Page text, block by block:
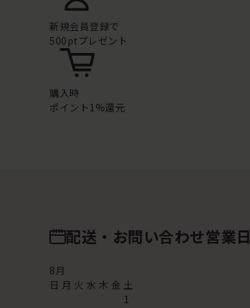
新規会員登録で
500ptプレゼント
購入時
ポイント1%還元
配送・お問い合わせ営業日
8月
日 月 火 水 木 金 土
1